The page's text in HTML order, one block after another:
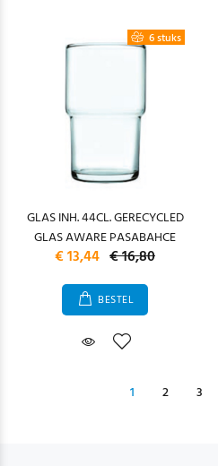
6 stuks
GLAS INH. 44CL. GERECYCLED
GLAS AWARE PASABAHCE
€ 13,44 € 16,80
BESTEL
1 2 3